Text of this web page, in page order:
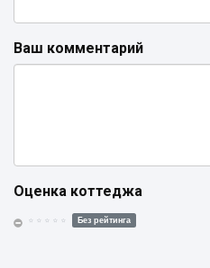
Ваш комментарий
Оценка коттеджа
Без рейтинга